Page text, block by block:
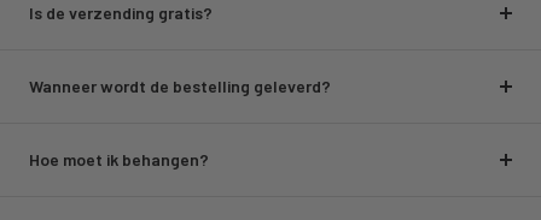
Is de verzending gratis?
Wanneer wordt de bestelling geleverd?
Hoe moet ik behangen?